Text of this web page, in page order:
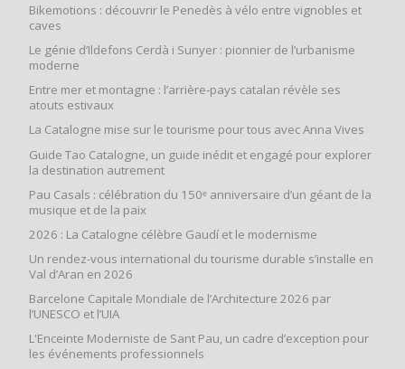
Bikemotions : découvrir le Penedès à vélo entre vignobles et
caves
Le génie d’Ildefons Cerdà i Sunyer : pionnier de l’urbanisme
moderne
Entre mer et montagne : l’arrière‑pays catalan révèle ses
atouts estivaux
La Catalogne mise sur le tourisme pour tous avec Anna Vives
Guide Tao Catalogne, un guide inédit et engagé pour explorer
la destination autrement
Pau Casals : célébration du 150ᵉ anniversaire d’un géant de la
musique et de la paix
2026 : La Catalogne célèbre Gaudí et le modernisme
Un rendez-vous international du tourisme durable s’installe en
Val d’Aran en 2026
Barcelone Capitale Mondiale de l’Architecture 2026 par
l’UNESCO et l’UIA
L'Enceinte Moderniste de Sant Pau, un cadre d’exception pour
les événements professionnels